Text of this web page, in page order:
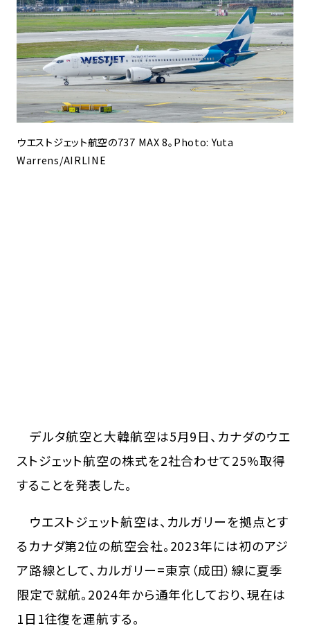
ウエストジェット航空の737 MAX 8。Photo: Yuta
Warrens/AIRLINE
デルタ航空と大韓航空は5月9日、カナダのウエ
ストジェット航空の株式を2社合わせて25%取得
することを発表した。
ウエストジェット航空は、カルガリーを拠点とす
るカナダ第2位の航空会社。2023年には初のアジ
ア路線として、カルガリー=東京（成田）線に夏季
限定で就航。2024年から通年化しており、現在は
1日1往復を運航する。